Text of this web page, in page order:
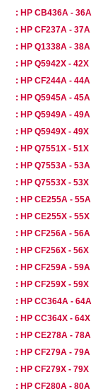
: HP CB436A - 36A
: HP CF237A - 37A
: HP Q1338A - 38A
: HP Q5942X - 42X
: HP CF244A - 44A
: HP Q5945A - 45A
: HP Q5949A - 49A
: HP Q5949X - 49X
: HP Q7551X - 51X
: HP Q7553A - 53A
: HP Q7553X - 53X
: HP CE255A - 55A
: HP CE255X - 55X
: HP CF256A - 56A
: HP CF256X - 56X
: HP CF259A - 59A
: HP CF259X - 59X
: HP CC364A - 64A
: HP CC364X - 64X
: HP CE278A - 78A
: HP CF279A - 79A
: HP CF279X - 79X
: HP CF280A - 80A